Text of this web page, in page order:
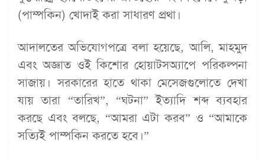
(পাম্পকিন) খোদাই করা সাধারণ প্রথা।
আদালতের অভিযোগপত্রে বলা হয়েছে, আলি, মাহমুদ
এবং অজ্ঞাত ওই কিশোর হোয়াটসঅ্যাপে পরিকল্পনা
সাজায়। সরকারের হাতে থাকা মেসেজগুলোতে দেখা
যায় তারা “তারিখ”, “ঘটনা” ইত্যাদি শব্দ ব্যবহার
করছে এবং বলছে, “আমরা এটা করব” ও “আমাকে
সত্যিই পাম্পকিন করতে হবে।”